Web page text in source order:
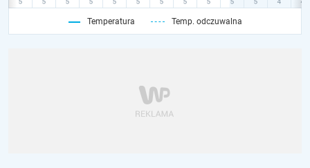
Temperatura Temp. odczuwalna